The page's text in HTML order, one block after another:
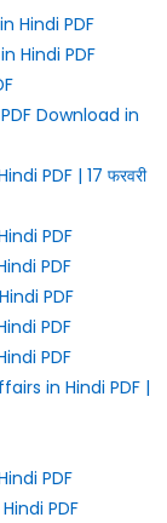
Hindi PDF
Hindi PDF
Download in
PDF | 17 फरवरी
PDF
PDF
PDF
PDF
PDF
in Hindi PDF |
PDF
PDF